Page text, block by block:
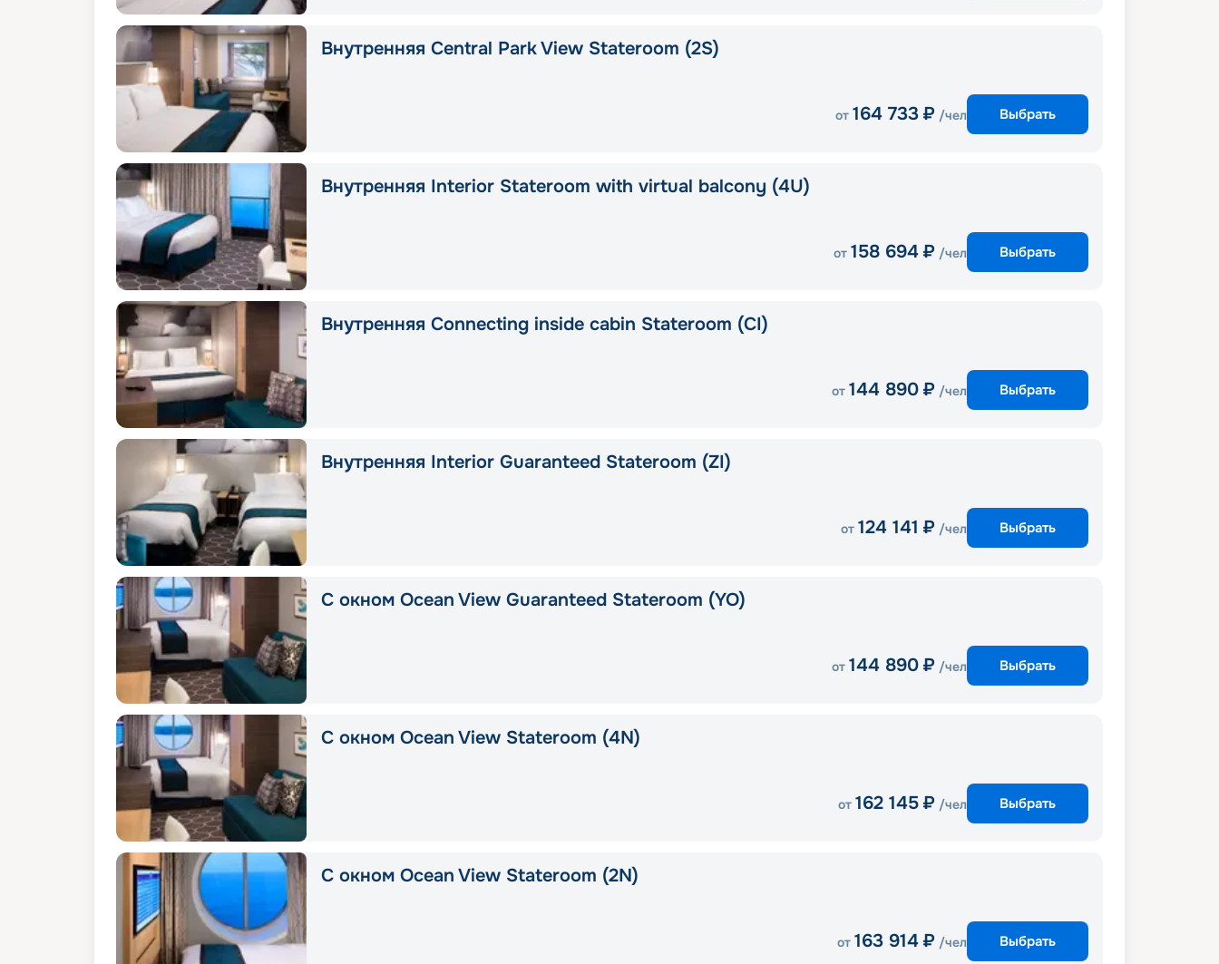
Внутренняя Central Park View Stateroom (2S)
от 164 733 ₽ /чел Выбрать
Внутренняя Interior Stateroom with virtual balcony (4U)
от 158 694 ₽ /чел Выбрать
Внутренняя Connecting inside cabin Stateroom (CI)
от 144 890 ₽ /чел Выбрать
Внутренняя Interior Guaranteed Stateroom (ZI)
от 124 141 ₽ /чел Выбрать
С окном Ocean View Guaranteed Stateroom (YO)
от 144 890 ₽ /чел Выбрать
С окном Ocean View Stateroom (4N)
от 162 145 ₽ /чел Выбрать
С окном Ocean View Stateroom (2N)
от 163 914 ₽ /чел Выбрать